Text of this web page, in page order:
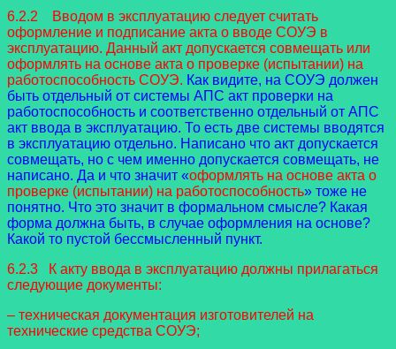
6.2.2 Вводом в эксплуатацию следует считать
оформление и подписание акта о вводе СОУЭ в
эксплуатацию. Данный акт допускается совмещать или
оформлять на основе акта о проверке (испытании) на
работоспособность СОУЭ. Как видите, на СОУЭ должен
быть отдельный от системы АПС акт проверки на
работоспособность и соответственно отдельный от АПС
акт ввода в эксплуатацию. То есть две системы вводятся
в эксплуатацию отдельно. Написано что акт допускается
совмещать, но с чем именно допускается совмещать, не
написано. Да и что значит «оформлять на основе акта о
проверке (испытании) на работоспособность» тоже не
понятно. Что это значит в формальном смысле? Какая
форма должна быть, в случае оформления на основе?
Какой то пустой бессмысленный пункт.
6.2.3 К акту ввода в эксплуатацию должны прилагаться
следующие документы:
– техническая документация изготовителей на
технические средства СОУЭ;